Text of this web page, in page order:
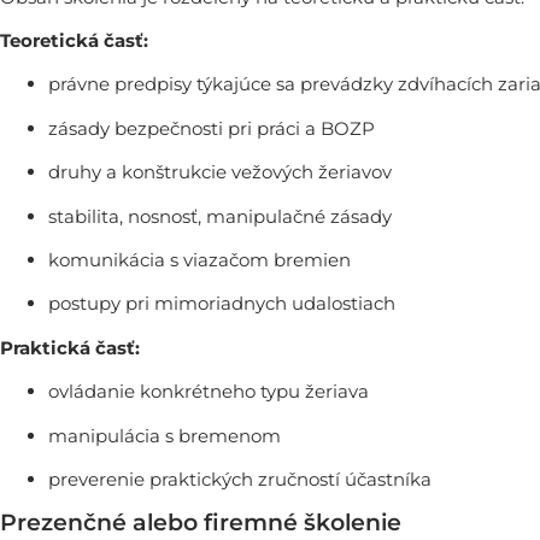
Teoretická časť:
právne predpisy týkajúce sa prevádzky zdvíhacích
zásady bezpečnosti pri práci a BOZP
druhy a konštrukcie vežových žeriavov
stabilita, nosnosť, manipulačné zásady
komunikácia s viazačom bremien
postupy pri mimoriadnych udalostiach
Praktická časť:
ovládanie konkrétneho typu žeriava
manipulácia s bremenom
preverenie praktických zručností účastníka
Prezenčné alebo firemné školenie